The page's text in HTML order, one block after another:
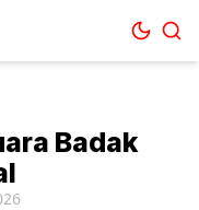
Badak